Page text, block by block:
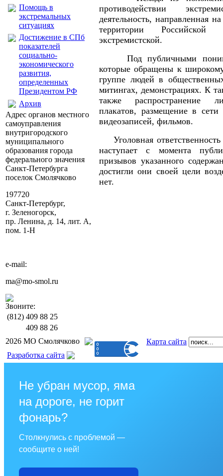
Помощь в
экстремальных
ситуациях
Достижение в СПб
показателей
социально-
экономического
развития,
определенных
Президентом РФ
Архив
Адрес органов местного
самоуправления
внутригородского
муниципального
образования города
федерального значения
Санкт-Петербурга
поселок Смолячково
197720
Санкт-Петербург,
г. Зеленогорск,
пр. Ленина, д. 14, лит. А,
пом. 1-Н
e-mail:
ma@mo-smol.ru
Звоните:
(812) 409 88 25
409 88 26
противодействии
деятельность, направленная
территории Российской
экстремистской.
Под публичными
которые обращены к
группе людей в
митингах, демонстрациях. К
также распространение
плакатов, размещение в сети
видеозаписей, фильмов.
Уголовная ответственность
наступает с момента
призывов указанного
достигли они своей цели
нет.
2026 МО Смолячково
Карта сайта
Разработка сайта
Не убран мусор, яма
на дороге, не горит
фонарь?
Столкнулись с проблемой —
сообщите о ней!